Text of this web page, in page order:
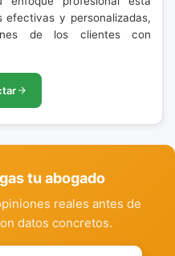
efectivas y personalizadas,
de los clientes con
tu abogado
reales antes de
datos concretos.